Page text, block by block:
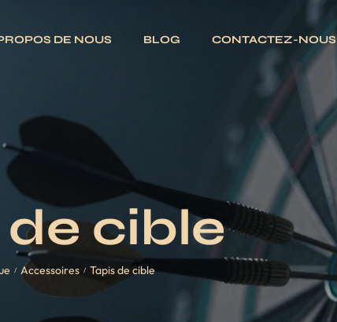
DE NOUS BLOG CONTACTEZ-NOUS
de cible
/ Accessoires / Tapis de cible